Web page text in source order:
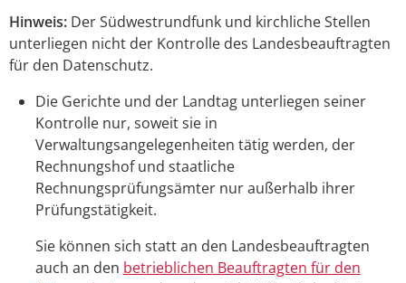
Hinweis: Der Südwestrundfunk und kirchliche Stellen
unterliegen nicht der Kontrolle des Landesbeauftragten
für den Datenschutz.
Die Gerichte und der Landtag unterliegen seiner
Kontrolle nur, soweit sie in
Verwaltungsangelegenheiten tätig werden, der
Rechnungshof und staatliche
Rechnungsprüfungsämter nur außerhalb ihrer
Prüfungstätigkeit.
Sie können sich statt an den Landesbeauftragten
auch an den betrieblichen Beauftragten für den